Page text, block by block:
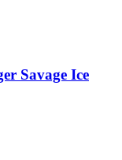
Savage Ice